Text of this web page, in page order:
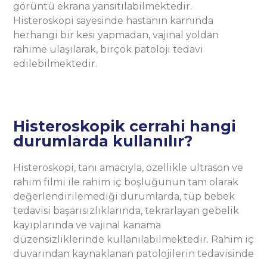
görüntü ekrana yansıtılabilmektedir.
Histeroskopi sayesinde hastanın karnında
herhangi bir kesi yapmadan, vajinal yoldan
rahime ulaşılarak, birçok patoloji tedavi
edilebilmektedir.
Histeroskopik cerrahi hangi
durumlarda kullanılır?
Histeroskopi, tanı amacıyla, özellikle ultrason ve
rahim filmi ile rahim iç boşluğunun tam olarak
değerlendirilemediği durumlarda, tüp bebek
tedavisi başarısızlıklarında, tekrarlayan gebelik
kayıplarında ve vajinal kanama
düzensizliklerinde kullanılabilmektedir. Rahim iç
duvarından kaynaklanan patolojilerin tedavisinde